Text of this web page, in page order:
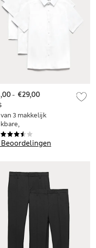
Beoordelingen
3 makkelijk
- €29,00